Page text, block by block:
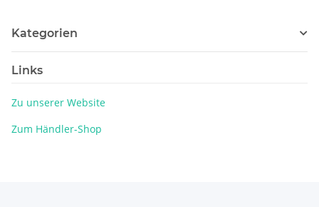
Kategorien
Links
Zu unserer Website
Zum Händler-Shop